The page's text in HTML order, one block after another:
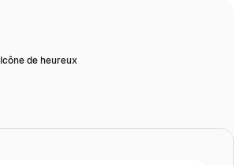
Icône de heureux